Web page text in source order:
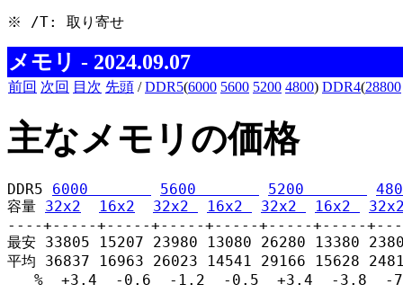
※ /T: 取り寄せ
メモリ - 2024.09.07
前回 次回 目次 先頭 /DDR5(6000 5600 5200 4800) DDR4(28800
主なメモリの価格
DDR5 6000 5600 5200
容量 32x2 16x2 32x2 16x2 32x2 16x2
----+-----+-----+-----+-----+-----+-----
最安 33805 15207 23980 13080 26280 13380
平均 36837 16963 26023 14541 29166 15628
%  +3.4  -0.6  -1.2  -0.5  +3.4  -3.8  -